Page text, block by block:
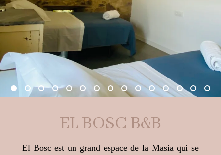
EL BOSC B&B
El Bosc est un grand espace de la Masia qui se